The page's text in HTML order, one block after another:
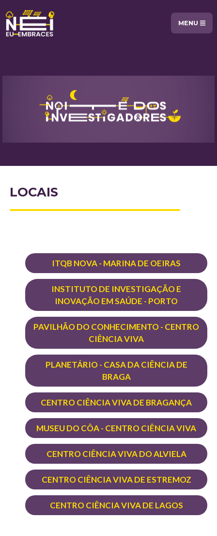
MENU
LOCAIS
ITQB NOVA - MARINA DE OEIRAS
INSTITUTO DE INVESTIGAÇÃO E
INOVAÇÃO EM SAÚDE - PORTO
PAVILHÃO DO CONHECIMENTO - CENTRO
CIÊNCIA VIVA
PLANETÁRIO - CASA DA CIÊNCIA DE
BRAGA
CENTRO CIÊNCIA VIVA DE BRAGANÇA
MUSEU DO CÔA - CENTRO CIÊNCIA VIVA
CENTRO CIÊNCIA VIVA DO ALVIELA
CENTRO CIÊNCIA VIVA DE ESTREMOZ
CENTRO CIÊNCIA VIVA DE LAGOS